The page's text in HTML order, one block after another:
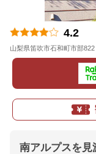
4.2
山梨県笛吹市石和町市部822
南アルプスを見